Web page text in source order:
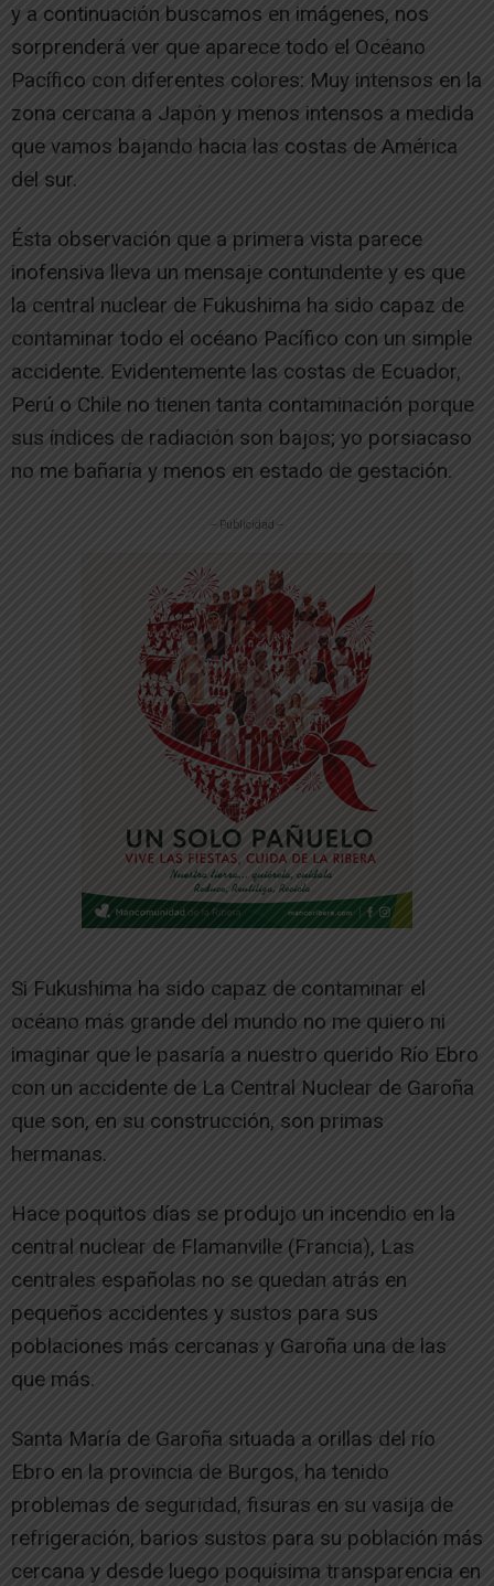
y a continuación buscamos en imágenes, nos
sorprenderá ver que aparece todo el Océano
Pacífico con diferentes colores: Muy intensos en la
zona cercana a Japón y menos intensos a medida
que vamos bajando hacia las costas de América
del sur.
Ésta observación que a primera vista parece
inofensiva lleva un mensaje contundente y es que
la central nuclear de Fukushima ha sido capaz de
contaminar todo el océano Pacífico con un simple
accidente. Evidentemente las costas de Ecuador,
Perú o Chile no tienen tanta contaminación porque
sus índices de radiación son bajos; yo porsiacaso
no me bañaría y menos en estado de gestación.
-- Publicidad --
Si Fukushima ha sido capaz de contaminar el
océano más grande del mundo no me quiero ni
imaginar que le pasaría a nuestro querido Río Ebro
con un accidente de La Central Nuclear de Garoña
que son, en su construcción, son primas
hermanas.
Hace poquitos días se produjo un incendio en la
central nuclear de Flamanville (Francia), Las
centrales españolas no se quedan atrás en
pequeños accidentes y sustos para sus
poblaciones más cercanas y Garoña una de las
que más.
Santa María de Garoña situada a orillas del río
Ebro en la provincia de Burgos, ha tenido
problemas de seguridad, fisuras en su vasija de
refrigeración, barios sustos para su población más
cercana y desde luego poquísima transparencia en